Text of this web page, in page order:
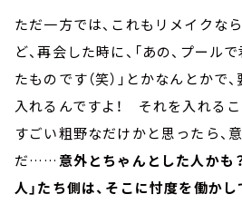
ただ一方では、これもリメイクな
ど、再会した時に、「あの、プール
たものです（笑）」とかなんとかで
入れるんですよ！ それを入れる
すごい粗野なだけかと思ったら、
だ……意外とちゃんとした人かも
人」たち側は、そこに忖度を働かし